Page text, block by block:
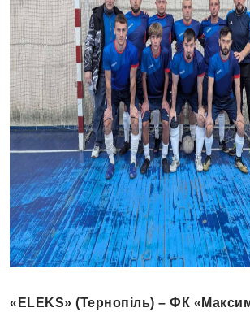
«ELEKS» (Тернопіль) – ФК